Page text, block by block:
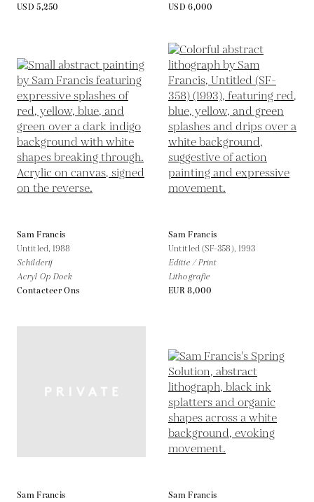
USD 5,250
USD 6,000
Sam Francis
Untitled, 1988
Schilderij
Acryl Op Doek
Contacteer Ons
Sam Francis
Untitled (SF-358), 1993
Editie / Print
Lithografie
EUR 8,000
Sam Francis
Sam Francis